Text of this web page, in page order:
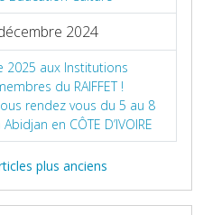
2024
2025 aux Institutions
du RAIFFET !
rendez vous du 5 au 8
en CÔTE D’IVOIRE
plus anciens